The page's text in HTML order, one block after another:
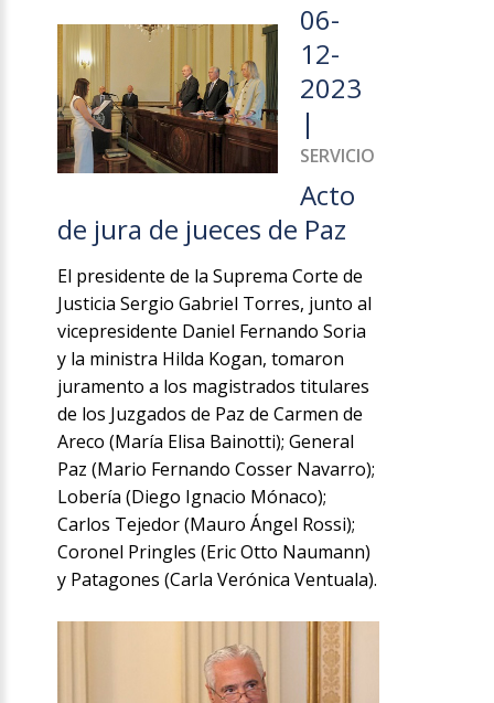
06-
12-
2023
|
SERVICIO
Acto
de jura de jueces de Paz
El presidente de la Suprema Corte de
Justicia Sergio Gabriel Torres, junto al
vicepresidente Daniel Fernando Soria
y la ministra Hilda Kogan, tomaron
juramento a los magistrados titulares
de los Juzgados de Paz de Carmen de
Areco (María Elisa Bainotti); General
Paz (Mario Fernando Cosser Navarro);
Lobería (Diego Ignacio Mónaco);
Carlos Tejedor (Mauro Ángel Rossi);
Coronel Pringles (Eric Otto Naumann)
y Patagones (Carla Verónica Ventuala).